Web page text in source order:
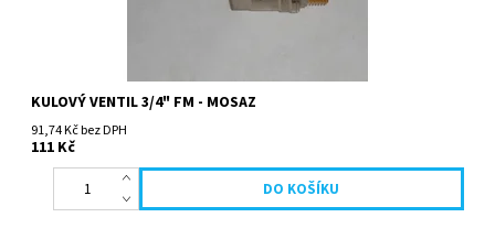
KULOVÝ VENTIL 3/4" FM - MOSAZ
91,74 Kč bez DPH
111 Kč